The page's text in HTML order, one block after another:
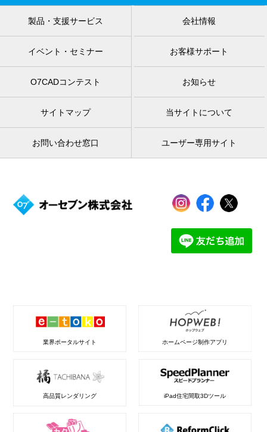
製品・支援サービス 会社情報
イベント・セミナー お客様サポート
O7CADコンテスト お知らせ
サイトマップ 当サイトについて
お問い合わせ窓口 ユーザー専用サイト
業界ポータルサイト ホームページ制作アプリ
高品質レンダリング iPad住宅間取3Dツール